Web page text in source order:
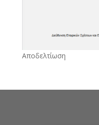
Αποδελτίωση